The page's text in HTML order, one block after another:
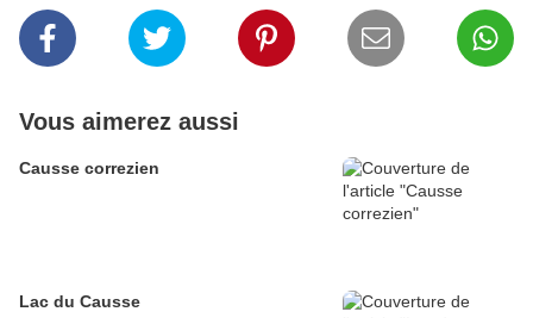
Vous aimerez aussi
Causse correzien
Lac du Causse